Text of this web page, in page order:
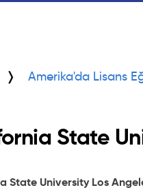
Amerika'da Lisans
State
State University Los